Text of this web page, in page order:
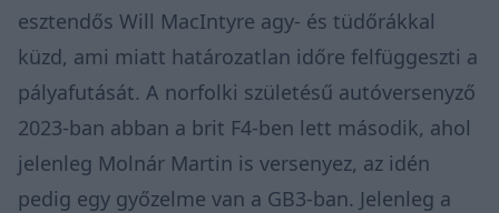
esztendős Will MacIntyre agy- és tüdőrákkal
küzd, ami miatt határozatlan időre felfüggeszti a
pályafutását. A norfolki születésű autóversenyző
2023-ban abban a brit F4-ben lett második, ahol
jelenleg Molnár Martin is versenyez, az idén
pedig egy győzelme van a GB3-ban. Jelenleg a